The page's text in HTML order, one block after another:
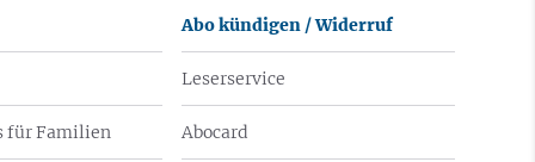
für Familien
Abo kündigen / Widerruf
Leserservice
Abocard